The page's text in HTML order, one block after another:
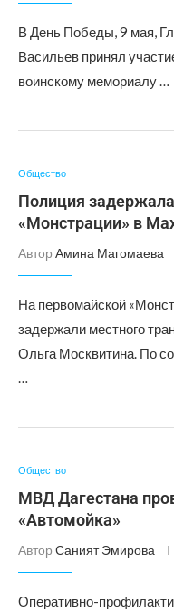
В День Победы, 9 мая,
Васильев принял
воинскому мемориалу …
Общество
Полиция
«Монстрации» в
Автор Амина Магомаева
На первомайской
задержали местного
Ольга Москвитина. По
…
Общество
МВД Дагестана
«Автомойка»
Автор Саният Эмирова
Оперативно-